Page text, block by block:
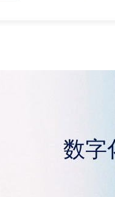
与海南教育数字化成果的
数字